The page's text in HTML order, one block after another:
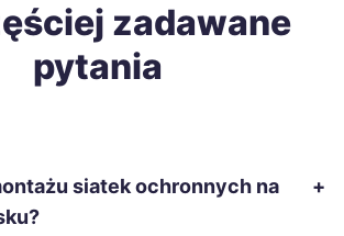
37 zł
38 zł
zadawane
pytania
siatek ochronnych na
+